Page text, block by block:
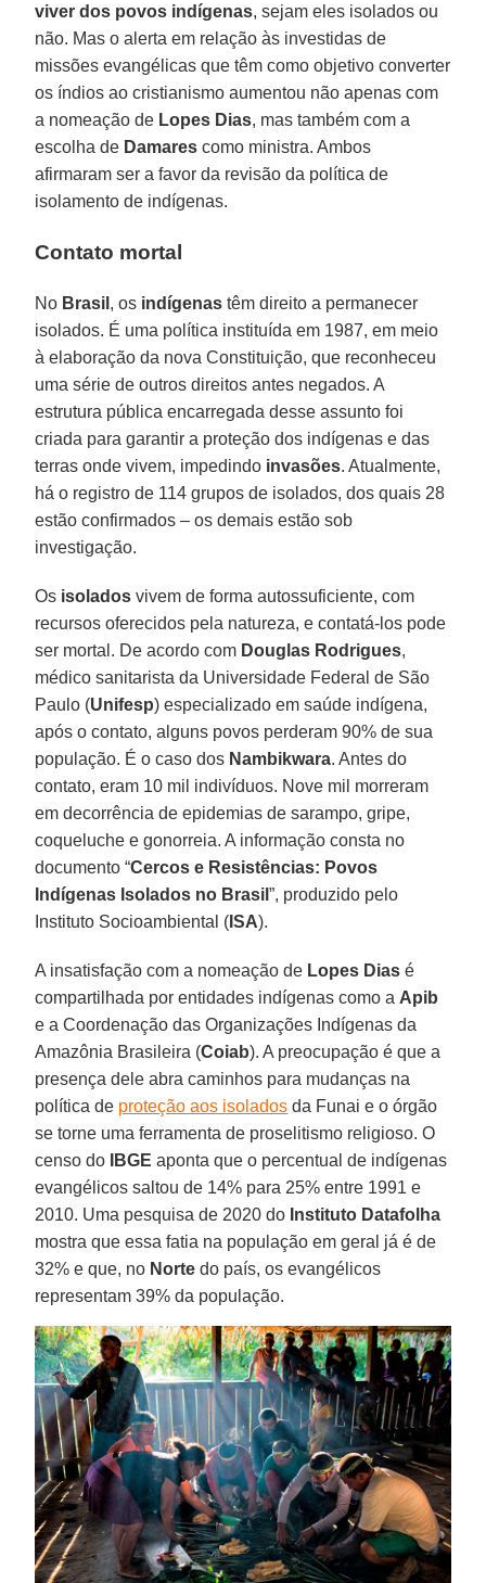
viver dos povos indígenas, sejam eles isolados ou
não. Mas o alerta em relação às investidas de
missões evangélicas que têm como objetivo converter
os índios ao cristianismo aumentou não apenas com
a nomeação de Lopes Dias, mas também com a
escolha de Damares como ministra. Ambos
afirmaram ser a favor da revisão da política de
isolamento de indígenas.
Contato mortal
No Brasil , os indígenas têm direito a permanecer
isolados. É uma política instituída em 1987, em meio
à elaboração da nova Constituição, que reconheceu
uma série de outros direitos antes negados. A
estrutura pública encarregada desse assunto foi
criada para garantir a proteção dos indígenas e das
terras onde vivem, impedindo invasões. Atualmente,
há o registro de 114 grupos de isolados, dos quais 28
estão confirmados – os demais estão sob
investigação.
Os isolados vivem de forma autossuficiente, com
recursos oferecidos pela natureza, e contatá-los pode
ser mortal. De acordo com Douglas Rodrigues,
médico sanitarista da Universidade Federal de São
Paulo (Unifesp) especializado em saúde indígena,
após o contato, alguns povos perderam 90% de sua
população. É o caso dos Nambikwara. Antes do
contato, eram 10 mil indivíduos. Nove mil morreram
em decorrência de epidemias de sarampo, gripe,
coqueluche e gonorreia. A informação consta no
documento “Cercos e Resistências: Povos
Indígenas Isolados no Brasil”, produzido pelo
Instituto Socioambiental ( ISA).
A insatisfação com a nomeação de Lopes Dias é
compartilhada por entidades indígenas como a Apib
e a Coordenação das Organizações Indígenas da
Amazônia Brasileira (Coiab). A preocupação é que a
presença dele abra caminhos para mudanças na
política de proteção aos isolados da Funai e o órgão
se torne uma ferramenta de proselitismo religioso. O
censo do
IBGE aponta que o percentual de indígenas
evangélicos saltou de 14% para 25% entre 1991 e
2010. Uma pesquisa de 2020 do Instituto Datafolha
mostra que essa fatia na população em geral já é de
32% e que, no Norte do país, os evangélicos
representam 39% da população.